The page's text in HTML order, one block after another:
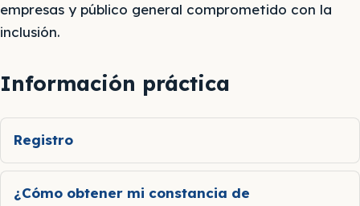
empresas y público general comprometido con la
inclusión.
Información práctica
Registro
¿Cómo obtener mi constancia de